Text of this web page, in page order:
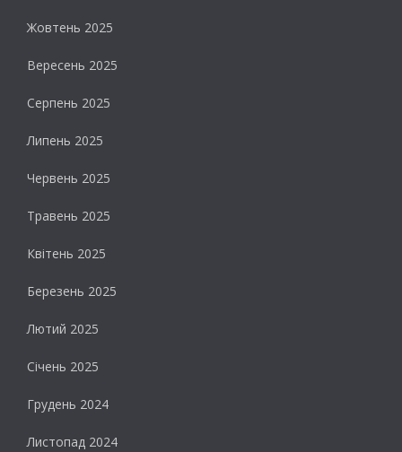
Жовтень 2025
Вересень 2025
Серпень 2025
Липень 2025
Червень 2025
Травень 2025
Квітень 2025
Березень 2025
Лютий 2025
Січень 2025
Грудень 2024
Листопад 2024